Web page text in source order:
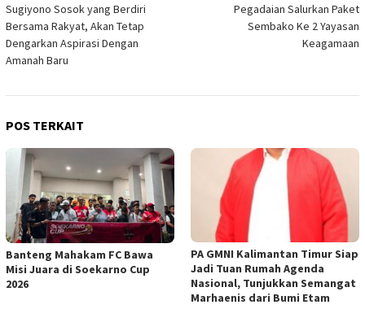
pos
Sugiyono Sosok yang Berdiri
Bersama Rakyat, Akan Tetap
Dengarkan Aspirasi Dengan
Amanah Baru
Pegadaian Salurkan Paket
Sembako Ke 2 Yayasan
Keagamaan
POS TERKAIT
Banteng Mahakam FC Bawa
Misi Juara di Soekarno Cup
2026
PA GMNI Kalimantan Timur Siap
Jadi Tuan Rumah Agenda
Nasional, Tunjukkan Semangat
Marhaenis dari Bumi Etam